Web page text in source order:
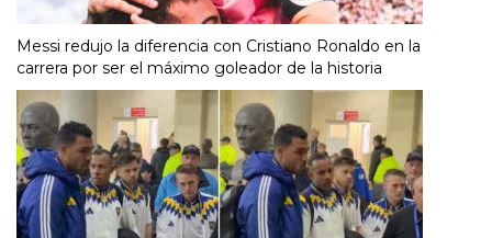
Messi redujo la diferencia con Cristiano Ronaldo en la
carrera por ser el máximo goleador de la historia